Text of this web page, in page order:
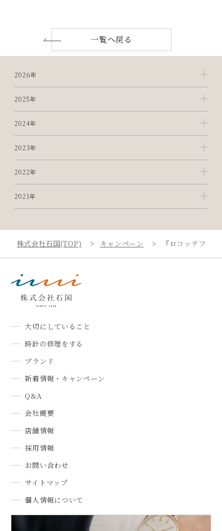
一覧へ戻る
2026年
2025年
2024年
2023年
2022年
2021年
株式会社石国(TOP) キャンペーン 『ロコッテフェ
大切にしていること
時計の修理をする
ブランド
新着情報・キャンペーン
Q&A
会社概要
店舗情報
採用情報
お問い合わせ
サイトマップ
個人情報について